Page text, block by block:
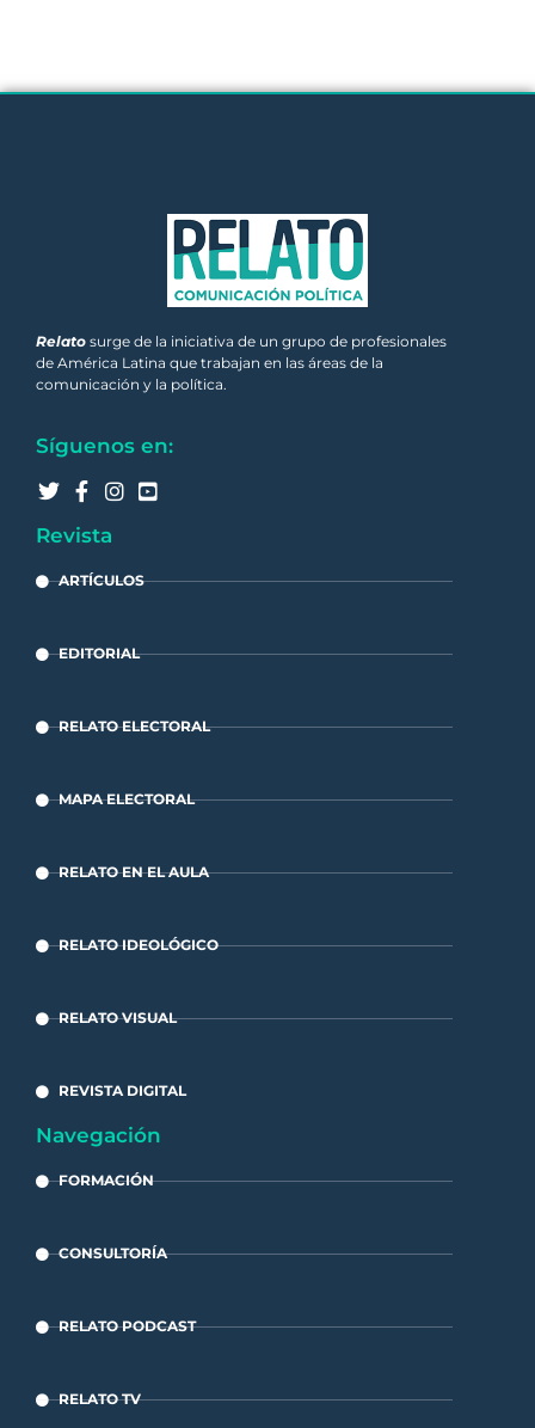
Relato surge de la iniciativa de un grupo de profesionales
de América Latina que trabajan en las áreas de la
comunicación y la política.
Síguenos en:
Revista
ARTÍCULOS
EDITORIAL
RELATO ELECTORAL
MAPA ELECTORAL
RELATO EN EL AULA
RELATO IDEOLÓGICO
RELATO VISUAL
REVISTA DIGITAL
Navegación
FORMACIÓN
CONSULTORÍA
RELATO PODCAST
RELATO TV